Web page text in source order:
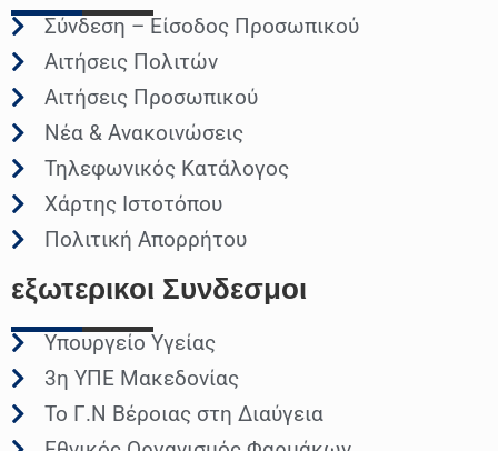
Σύνδεση – Είσοδος Προσωπικού
Αιτήσεις Πολιτών
Αιτήσεις Προσωπικού
Νέα & Ανακοινώσεις
Τηλεφωνικός Κατάλογος
Χάρτης Ιστοτόπου
Πολιτική Απορρήτου
εξωτερικοι Συνδεσμοι
Υπουργείο Υγείας
3η ΥΠΕ Μακεδονίας
Το Γ.Ν Βέροιας στη Διαύγεια